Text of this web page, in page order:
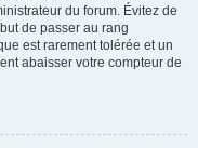
du forum. Évitez de
de passer au rang
est rarement tolérée et un
abaisser votre compteur de